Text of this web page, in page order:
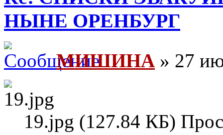
НЫНЕ ОРЕНБУРГ
МИШИНА » 27
19.jpg (127.84 КБ)